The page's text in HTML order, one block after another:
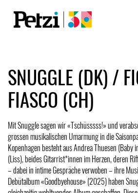
SNUGGLE (DK) /
FIASCO (CH)
Mit Snuggle sagen wir «Tschüsssss!» und
grossen musikalischen Umarmung in die
Kopenhagen besteht aus Andrea Thuesen (Baby
(Liss), beides Gitarrist*innen im Herzen, deren
– dabei in intime Gespräche verwoben – ihre
Debütalbum «Goodbyehouse» (2025) haben